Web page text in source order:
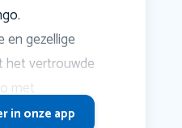
en gezellige
het vertrouwde
met
in onze app